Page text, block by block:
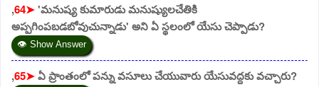
,64➤'మనుష్య కుమారుడు మనుష్యులచేతికి
అప్పగింపబడబోవుచున్నాడు' అని ఏ స్థలంలో యేసు చెప్పాడు?
👁 Show Answer
,65➤ఏ ప్రాంతంలో పన్ను వసూలు చేయువారు యేసువద్దకు వచ్చారు?